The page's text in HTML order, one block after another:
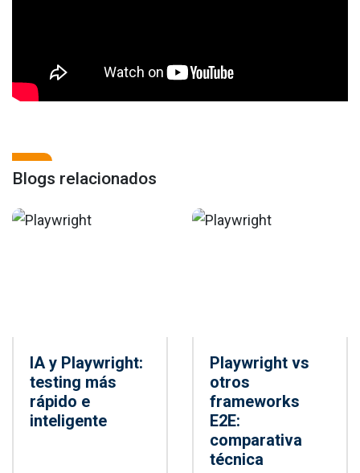
Blogs relacionados
IA y Playwright:
testing más
rápido e
inteligente
Playwright vs
otros
frameworks
E2E:
comparativa
técnica